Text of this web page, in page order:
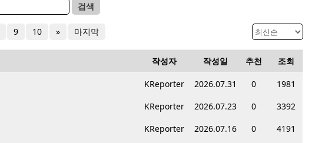
검색
9 10 » 마지막
작성자 작성일 추천 조회
KReporter 2026.07.31 0
1981
KReporter 2026.07.23 0
3392
KReporter 2026.07.16 0
4191